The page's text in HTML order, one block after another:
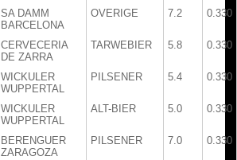
SA DAMM
BARCELONA
OVERIGE 7.2 0.330
CERVECERIA
DE ZARRA
TARWEBIER 5.8 0.330
WICKULER
WUPPERTAL
PILSENER 5.4 0.330
WICKULER
WUPPERTAL
ALT-BIER 5.0 0.330
BERENGUER
ZARAGOZA
PILSENER 7.0 0.330